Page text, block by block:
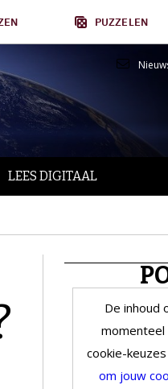
PUZZELEN
LEES DIGITAAL
De inhoud
cookie-
om jouw